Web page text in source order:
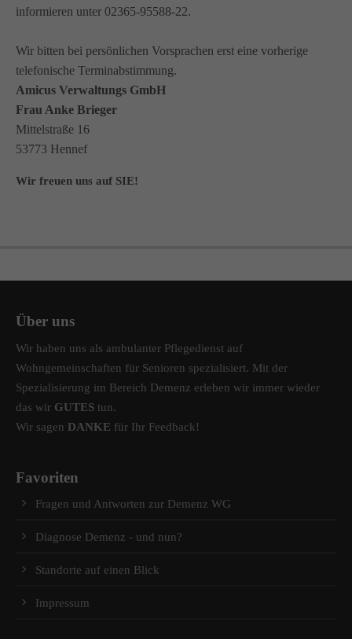
informieren unter 02365-95588-22.
Wir bitten bei persönlichen Vorsprachen erst eine vorherige
telefonische Terminabstimmung.
Amicus Verwaltungs GmbH
Frau Anke Brieger
Mittelstraße 16
53773 Hennef
Wir freuen uns auf SIE!
Über uns
Wir haben uns als ambulanter Pflegedienst auf
Wohngemeinschaften für Senioren spezialisiert. Mit der
Spezialisierung im Bereich Demenz erleben wir immer wieder
das wir GUTES tun.
Wir sagen DANKE für Ihr Feedback!
Favoriten
Fragen und Antworten zur Demenz WG
Diagnose Demenz - und nun?
Standorte auf einen Blick
Impressum